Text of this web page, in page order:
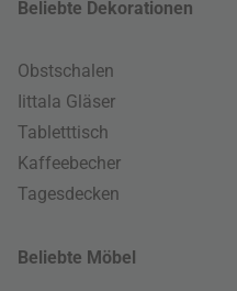
Beliebte Dekorationen
Obstschalen
Iittala Gläser
Tabletttisch
Kaffeebecher
Tagesdecken
Beliebte Möbel